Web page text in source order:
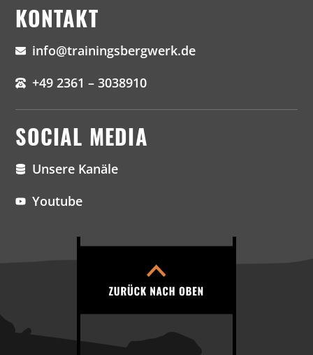
KONTAKT
info@trainingsbergwerk.de
+49 2361 – 3038910
SOCIAL MEDIA
Unsere Kanäle
Youtube